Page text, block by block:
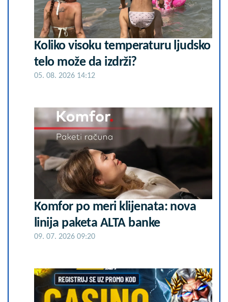
Koliko visoku temperaturu ljudsko
telo može da izdrži?
05. 08. 2026 14:12
Komfor po meri klijenata: nova
linija paketa ALTA banke
09. 07. 2026 09:20